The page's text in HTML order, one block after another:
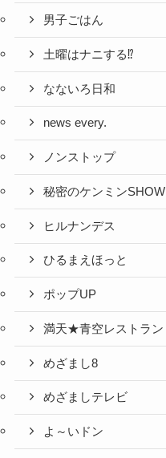
男子ごはん
土曜はナニする⁉
なないろ日和
news every.
ノンストップ
秘密のケンミンSHOW
ヒルナンデス
ひるまえほっと
ポップUP
満天★青空レストラン
めざまし8
めざましテレビ
よ～いドン